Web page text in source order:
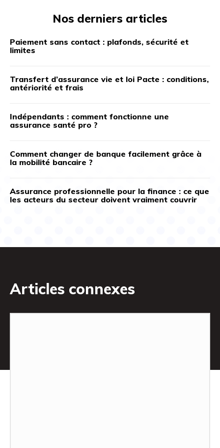
Nos derniers articles
Paiement sans contact : plafonds, sécurité et
limites
Transfert d’assurance vie et loi Pacte : conditions,
antériorité et frais
Indépendants : comment fonctionne une
assurance santé pro ?
Comment changer de banque facilement grâce à
la mobilité bancaire ?
Assurance professionnelle pour la finance : ce que
les acteurs du secteur doivent vraiment couvrir
Articles connexes